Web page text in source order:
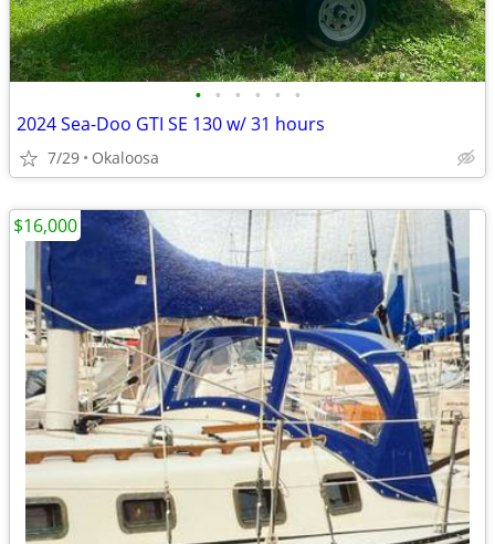
• • • • • •
2024 Sea-Doo GTI SE 130 w/ 31 hours
7/29 Okaloosa
$16,000